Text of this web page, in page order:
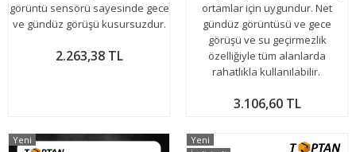
görüntü sensörü sayesinde gece
ve gündüz görüşü kusursuzdur.
2.263,38 TL
ortamlar için uygundur. Net
gündüz görüntüsü ve gece
görüşü ve su geçirmezlik
özelliğiyle tüm alanlarda
rahatlıkla kullanılabilir.
3.106,60 TL
Yeni
Yeni